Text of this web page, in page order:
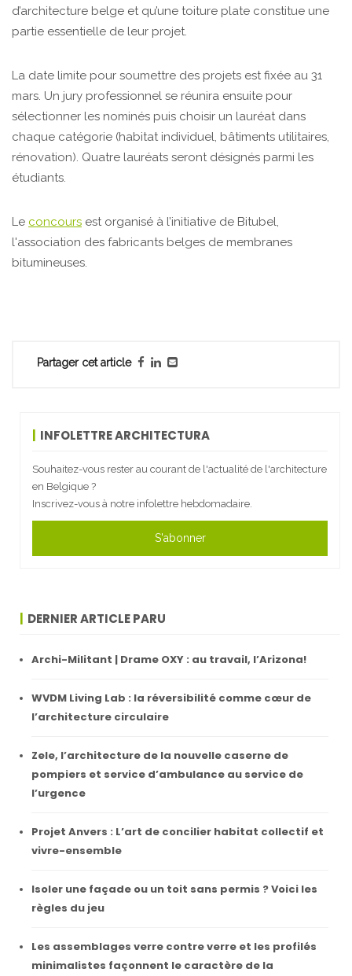
d’architecture belge et qu’une toiture plate constitue une
partie essentielle de leur projet.
La date limite pour soumettre des projets est fixée au 31
mars. Un jury professionnel se réunira ensuite pour
sélectionner les nominés puis choisir un lauréat dans
chaque catégorie (habitat individuel, bâtiments utilitaires,
rénovation). Quatre lauréats seront désignés parmi les
étudiants.
Le concours est organisé à l’initiative de Bitubel,
l'association des fabricants belges de membranes
bitumineuses.
Partager cet article
INFOLETTRE ARCHITECTURA
Souhaitez-vous rester au courant de l'actualité de l'architecture
en Belgique ?
Inscrivez-vous à notre infolettre hebdomadaire.
S'abonner
DERNIER ARTICLE PARU
Archi-Militant | Drame OXY : au travail, l’Arizona!
WVDM Living Lab : la réversibilité comme cœur de
l’architecture circulaire
Zele, l’architecture de la nouvelle caserne de
pompiers et service d’ambulance au service de
l’urgence
Projet Anvers : L’art de concilier habitat collectif et
vivre-ensemble
Isoler une façade ou un toit sans permis ? Voici les
règles du jeu
Les assemblages verre contre verre et les profilés
minimalistes façonnent le caractère de la